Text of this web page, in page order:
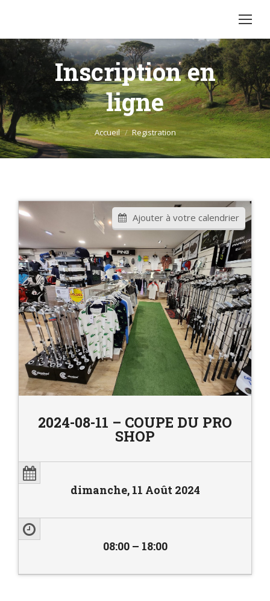
Inscription en
ligne
Vous êtes ici : Accueil Registration
Ajouter à votre calendrier
2024-08-11 – COUPE DU PRO
SHOP
dimanche, 11 Août 2024
08:00 – 18:00